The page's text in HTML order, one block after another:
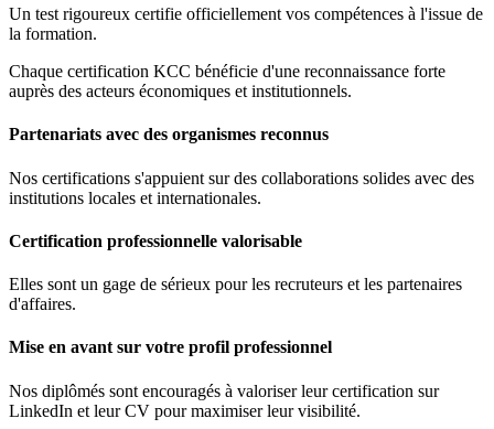
Un test rigoureux certifie officiellement vos compétences à l'issue de
la formation.
Chaque certification KCC bénéficie d'une reconnaissance forte
auprès des acteurs économiques et institutionnels.
Partenariats avec des organismes reconnus
Nos certifications s'appuient sur des collaborations solides avec des
institutions locales et internationales.
Certification professionnelle valorisable
Elles sont un gage de sérieux pour les recruteurs et les partenaires
d'affaires.
Mise en avant sur votre profil professionnel
Nos diplômés sont encouragés à valoriser leur certification sur
LinkedIn et leur CV pour maximiser leur visibilité.